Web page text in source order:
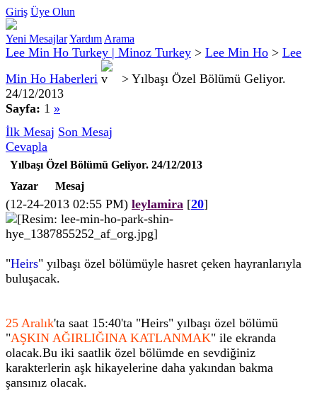
Giriş Üye Olun
Yeni MesajlarYardım Arama
Lee Min Ho Turkey | Minoz Turkey > Lee Min Ho > Lee
Min Ho Haberleri
> Yılbaşı Özel Bölümü Geliyor.
24/12/2013
Sayfa: 1 »
İlk Mesaj Son Mesaj
Cevapla
Yılbaşı Özel Bölümü Geliyor. 24/12/2013
Yazar
Mesaj
(12-24-2013 02:55 PM) leylamira [20]
"Heirs" yılbaşı özel bölümüyle hasret çeken hayranlarıyla
buluşacak.
25 Aralık'ta saat 15:40'ta "Heirs" yılbaşı özel bölümü
"AŞKIN AĞIRLIĞINA KATLANMAK" ile ekranda
olacak.Bu iki saatlik özel bölümde en sevdiğiniz
karakterlerin aşk hikayelerine daha yakından bakma
şansınız olacak.